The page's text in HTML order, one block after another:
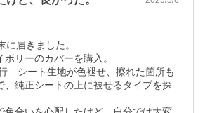
届きました。
リーのカバーを購入。
　シート生地が色褪せ、擦れた箇所も
、純正シートの上に被せるタイプを探